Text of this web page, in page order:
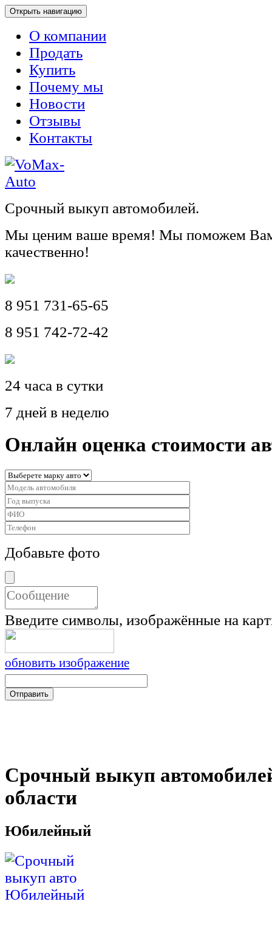
Открыть навигацию
О компании
Продать
Купить
Почему мы
Новости
Отзывы
Контакты
Срочный выкуп автомобилей.
Мы ценим ваше время! Мы поможем
качественно!
8 951 731-65-65
8 951 742-72-42
24 часа в сутки
7 дней в неделю
Онлайн оценка стоимости
Добавьте фото
Введите символы, изображённые на
обновить изображение
Срочный выкуп
области
Юбилейный